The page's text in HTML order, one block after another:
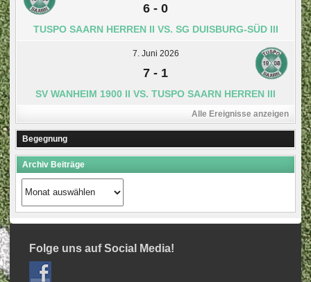
6 - 0
TUSPO SAARN HERREN II VS. SG DUISBURG-SÜD III
7. Juni 2026
7 - 1
SV WANHEIM 1900 II VS. TUSPO SAARN HERREN III
Alle Ereignisse anzeigen
Begegnung
Archiv Beiträge
Archiv
Beiträge
Folge uns auf Social Media!